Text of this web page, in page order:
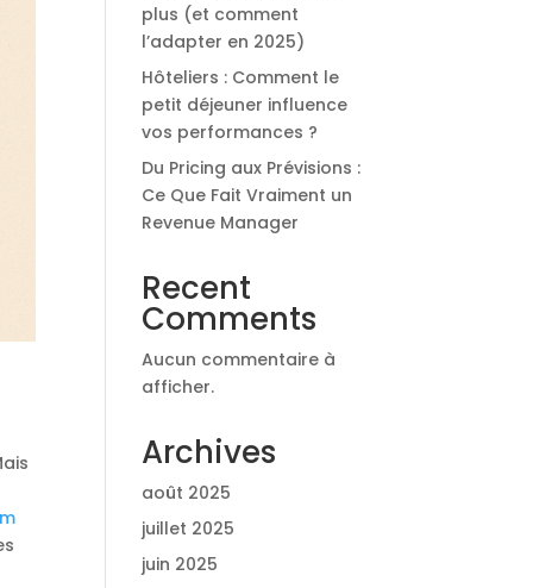
plus (et comment
l’adapter en 2025)
Hôteliers : Comment le
petit déjeuner influence
vos performances ?
Du Pricing aux Prévisions :
Ce Que Fait Vraiment un
Revenue Manager
Recent
Comments
Aucun commentaire à
afficher.
Archives
août 2025
juillet 2025
juin 2025